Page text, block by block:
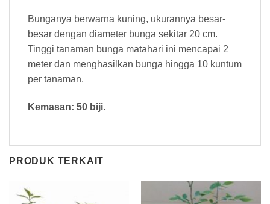
Bunganya berwarna kuning, ukurannya besar-
besar dengan diameter bunga sekitar 20 cm.
Tinggi tanaman bunga matahari ini mencapai 2
meter dan menghasilkan bunga hingga 10 kuntum
per tanaman.
Kemasan: 50 biji.
PRODUK TERKAIT